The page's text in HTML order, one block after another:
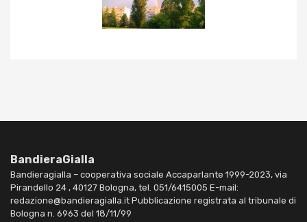
BandieraGialla
Bandieragialla – cooperativa sociale Accaparlante 1999-2023, via
Pirandello 24 , 40127 Bologna, tel. 051/6415005 E-mail:
redazione@bandieragialla.it Pubblicazione registrata al tribunale di
Bologna n. 6963 del 18/11/99